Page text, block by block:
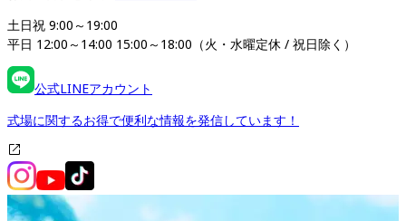
土日祝 9:00～19:00
平日 12:00～14:00 15:00～18:00（火・水曜定休 / 祝日除く）
公式LINEアカウント
式場に関するお得で便利な情報を発信しています！